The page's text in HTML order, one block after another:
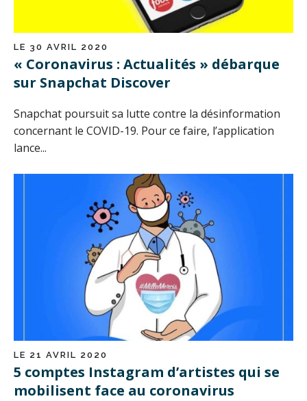
LE 30 AVRIL 2020
« Coronavirus : Actualités » débarque
sur Snapchat Discover
Snapchat poursuit sa lutte contre la désinformation
concernant le COVID-19. Pour ce faire, l’application
lance...
LE 21 AVRIL 2020
5 comptes Instagram d’artistes qui se
mobilisent face au coronavirus